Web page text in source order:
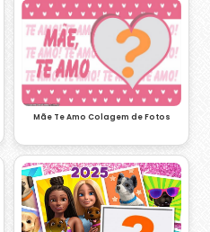
Mãe Te Amo Colagem de Fotos